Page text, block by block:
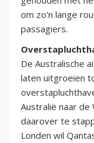
om zo'n lange
passagiers.
De Australische
laten uitgroeien
Australië naar de
daarover te
Londen wil